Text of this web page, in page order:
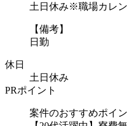
土日休み※職場カレ
【備考】
日勤
休日
土日休み
PRポイント
案件のおすすめポイ